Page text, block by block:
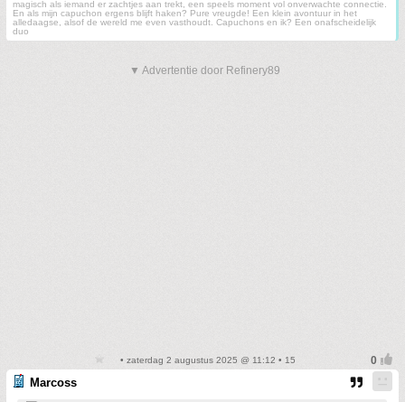
magisch als iemand er zachtjes aan trekt, een speels moment vol onverwachte connectie.
En als mijn capuchon ergens blijft haken? Pure vreugde! Een klein avontuur in het
alledaagse, alsof de wereld me even vasthoudt. Capuchons en ik? Een onafscheidelijk
duo
▼ Advertentie door Refinery89
• zaterdag 2 augustus 2025 @ 11:12 • 15
Marcoss